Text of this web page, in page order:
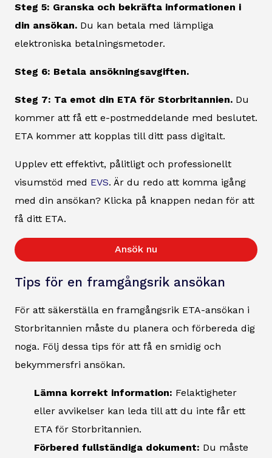
Steg 5: Granska och bekräfta informationen i
din ansökan. Du kan betala med lämpliga
elektroniska betalningsmetoder.
Steg 6: Betala ansökningsavgiften.
Steg 7: Ta emot din ETA för Storbritannien. Du
kommer att få ett e-postmeddelande med beslutet.
ETA kommer att kopplas till ditt pass digitalt.
Upplev ett effektivt, pålitligt och professionellt
visumstöd med EVS. Är du redo att komma igång
med din ansökan? Klicka på knappen nedan för att
få ditt ETA.
Ansök nu
Tips för en framgångsrik ansökan
För att säkerställa en framgångsrik ETA-ansökan i
Storbritannien måste du planera och förbereda dig
noga. Följ dessa tips för att få en smidig och
bekymmersfri ansökan.
Lämna korrekt information: Felaktigheter
eller avvikelser kan leda till att du inte får ett
ETA för Storbritannien.
Förbered fullständiga dokument: Du måste